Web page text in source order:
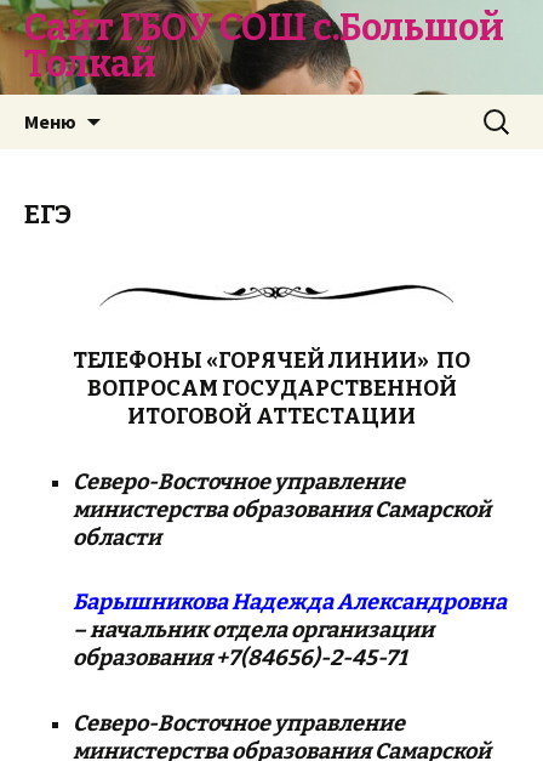
Сайт ГБОУ СОШ с.Большой
Толкай
Меню Найти:
ЕГЭ
ТЕЛЕФОНЫ «ГОРЯЧЕЙ ЛИНИИ» ПО
ВОПРОСАМ ГОСУДАРСТВЕННОЙ
ИТОГОВОЙ АТТЕСТАЦИИ
Северо-Восточное управление
министерства образования Самарской
области
Барышникова Надежда Александровна
– начальник отдела организации
образования +7(84656)-2-45-71
Северо-Восточное управление
министерства образования Самарской